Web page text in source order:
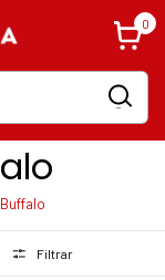
0
Filtrar